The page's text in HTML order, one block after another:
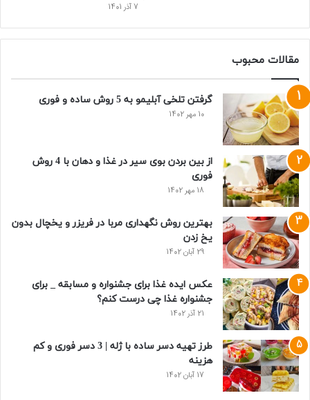
7 آذر 1401
مقالات محبوب
گرفتن تلخی آبلیمو به 5 روش ساده و فوری
10 مهر 1402
از بین بردن بوی سیر در غذا و دهان با 4 روش
فوری
18 مهر 1402
بهترین روش نگهداری مربا در فریزر و یخچال بدون
یخ زدن
29 آبان 1402
عکس ایده غذا برای جشنواره و مسابقه _ برای
جشنواره غذا چی درست کنم؟
21 آذر 1402
طرز تهیه دسر ساده با ژله | 3 دسر فوری و کم
هزینه
17 آبان 1402